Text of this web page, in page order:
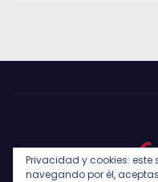
Privacidad y cookies: este
navegando por él,